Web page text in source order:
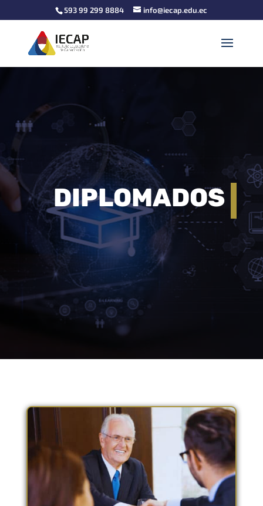
593 99 299 8884 info@iecap.edu.ec
DIPLOMADOS